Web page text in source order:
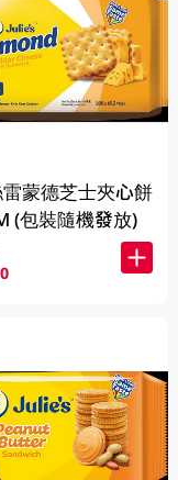
蒙德芝士夾心餅
(包裝隨機發放)